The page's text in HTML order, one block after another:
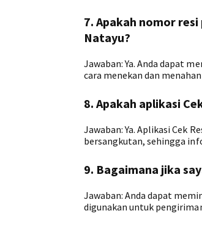
7. Apakah nomor
Natayu?
Jawaban: Ya. Anda dapat
cara menekan dan
8. Apakah aplikasi
Jawaban: Ya. Aplikasi Cek
bersangkutan, sehingga
9. Bagaimana jika
Jawaban: Anda dapat
digunakan untuk